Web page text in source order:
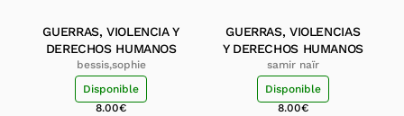
GUERRAS, VIOLENCIA Y
DERECHOS HUMANOS
bessis,sophie
Disponible
8.00€
GUERRAS, VIOLENCIAS
Y DERECHOS HUMANOS
samir naïr
Disponible
8.00€